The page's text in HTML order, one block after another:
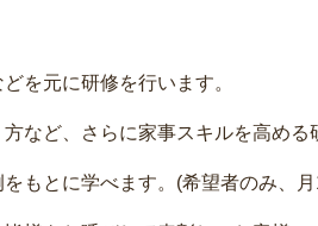
を元に研修を行います。
など、さらに家事スキルを高める
もとに学べます。(希望者のみ、月